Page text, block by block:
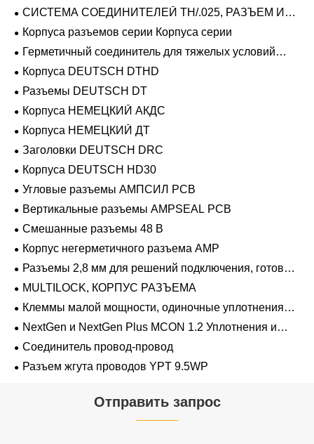
СИСТЕМА СОЕДИНИТЕЛЕЙ TH/.025, РАЗЪЕМ И
ВКЛАДЫШ
Корпуса разъемов серии Корпуса серии
Герметичный соединитель для тяжелых условий
эксплуатации Фиксирующие направляющие серии
Корпуса DEUTSCH DTHD
Разъемы DEUTSCH DT
Корпуса НЕМЕЦКИЙ АКДС
Корпуса НЕМЕЦКИЙ ДТ
Заголовки DEUTSCH DRC
Корпуса DEUTSCH HD30
Угловые разъемы АМПСИЛ PCB
Вертикальные разъемы AMPSEAL PCB
Смешанные разъемы 48 В
Корпус негерметичного разъема AMP
Разъемы 2,8 мм для решений подключения, готовых
к напряжению 48 В
MULTILOCK, КОРПУС РАЗЪЕМА
Клеммы малой мощности, одиночные уплотнения
проводов 1,2 мм-2,8 мм
NextGen и NextGen Plus MCON 1.2 Уплотнения и
заглушки для полостей с одинарной проволокой с
замком-копьем
Соединитель провод-провод
Разъем жгута проводов YPT 9.5WP
Отправить запрос